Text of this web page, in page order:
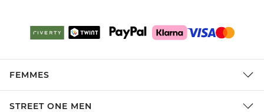
FEMMES
STREET ONE MEN